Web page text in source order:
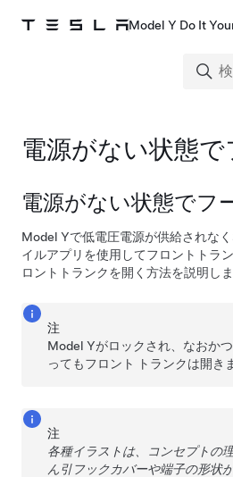
Model Y Do It
電源がない状態
電源がない状態でフ
Model Yで低電圧電源が供給されな
イルアプリを使用してフロントトラ
ロントトランクを開く方法を説明しま
注
Model Yがロックされ、なおかつ
ってもフロント トランクは開き
注
各種イラストは、コンセプトの
ん引フックカバーや端子の形状